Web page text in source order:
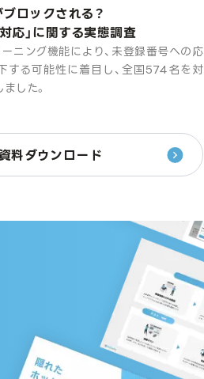
ロックされる？
応」に関する実態調査
ニング機能により、未登録番号への応
する可能性に着目し、全国574名を対
した。
料ダウンロード